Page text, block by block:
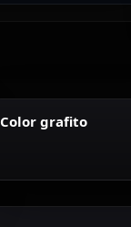
Color grafito